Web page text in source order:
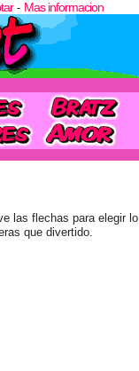
las flechas para elegir lo
que divertido.
- Mas informacion